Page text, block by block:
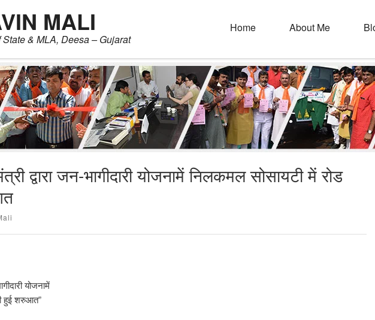
MALI
& MLA, Deesa – Gujarat
Home About Me
द्वारा जन-भागीदारी योजनामें निलकमल सोसायटी में रोड
योजनामें
हुई शरुआत”